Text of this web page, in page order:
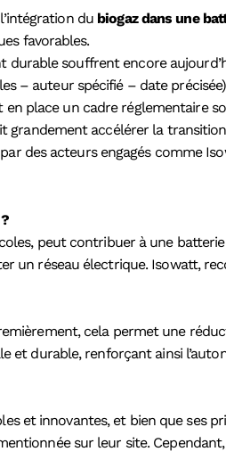
du biogaz dans une
favorables.
durable souffrent encore
– auteur spécifié – date
place un cadre réglementaire
grandement accélérer la
des acteurs engagés comme
peut contribuer à une
un réseau électrique. Isowatt,
cela permet une
et durable, renforçant ainsi
et innovantes, et bien que ses
sur leur site.